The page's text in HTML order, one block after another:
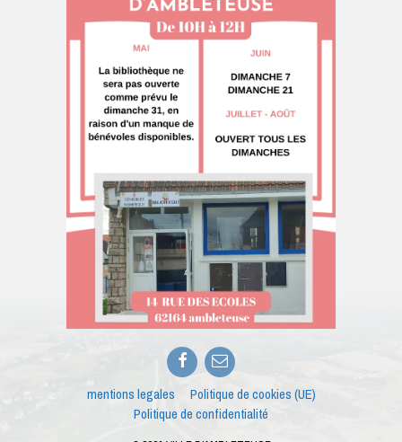
Facebook
E-
mail
mentions legales
Politique de cookies (UE)
Politique de confidentialité